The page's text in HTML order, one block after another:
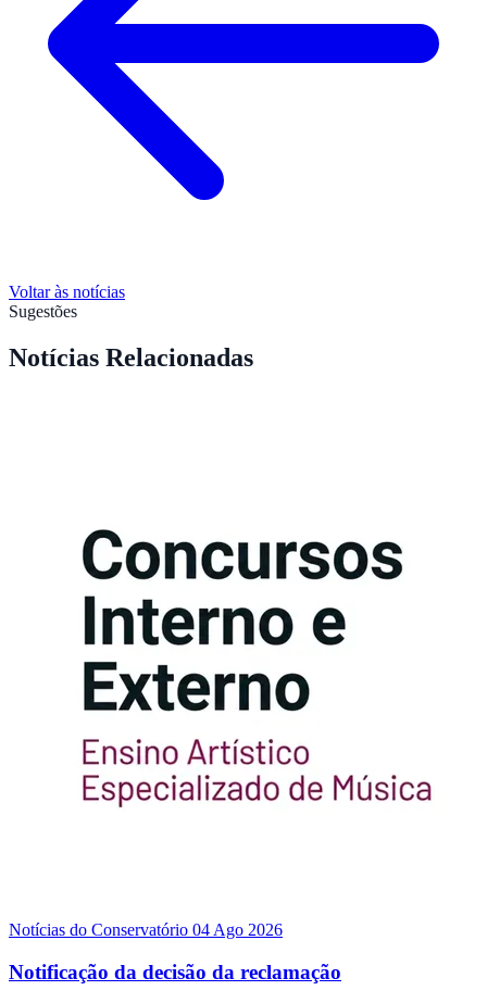
Voltar às notícias
Sugestões
Notícias Relacionadas
Notícias do Conservatório 04 Ago 2026
Notificação da decisão da reclamação